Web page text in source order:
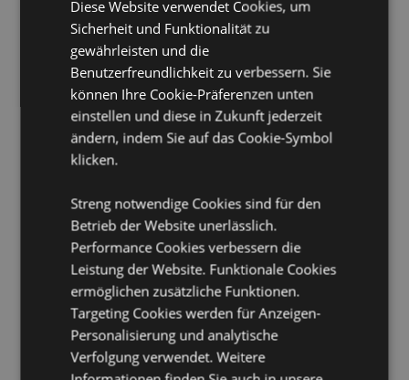
Produktbeschreibung
Ganesha & Lakshmi Statuen Lotus 8 cm 2er-Set
Material: Harz
Anzahl im Set:2
Produkttressourcen:
erfahren?Dann lesen Sie unserenLeitfaden für
Kundeninformationen.
Produktattribute
Information
Höhe 8cm Breite 7cm Tiefe 7cm
5055071792229
24
Diese Website verwendet Cookies, um
Sicherheit und Funktionalität zu
gewährleisten und die
Benutzerfreundlichkeit zu verbessern. Sie
können Ihre Cookie-Präferenzen unten
einstellen und diese in Zukunft jederzeit
ändern, indem Sie auf das Cookie-Symbol
klicken.
Streng notwendige Cookies sind für den
Betrieb der Website unerlässlich.
Performance Cookies verbessern die
Leistung der Website. Funktionale Cookies
ermöglichen zusätzliche Funktionen.
Targeting Cookies werden für Anzeigen-
Personalisierung und analytische
Verfolgung verwendet. Weitere